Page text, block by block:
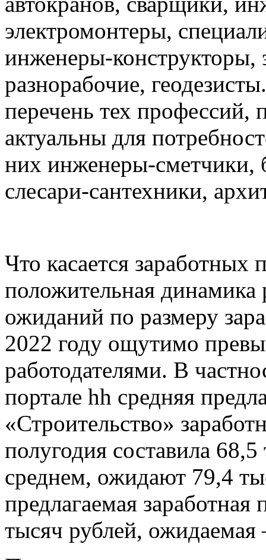
электромонтеры,
инженеры-конструкторы,
разнорабочие,
перечень тех профессий,
актуальны для
них инженеры-
слесари-сантехники,
Что касается заработных
положительная динамика
ожиданий по размеру
2022 году ощутимо
работодателями. В
портале hh средняя
«Строительство»
полугодия составила
среднем, ожидают 79,4
предлагаемая заработная
тысяч рублей,